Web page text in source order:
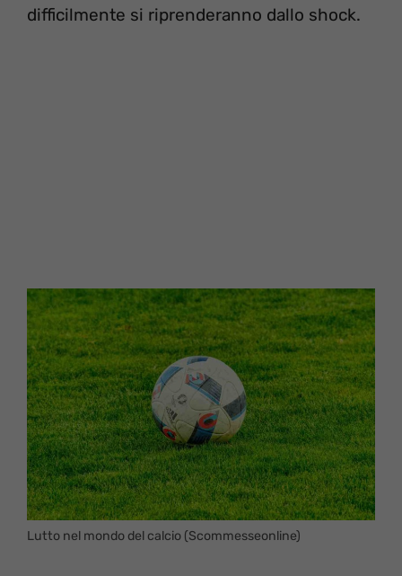
difficilmente si riprenderanno dallo shock.
Lutto nel mondo del calcio (Scommesseonline)